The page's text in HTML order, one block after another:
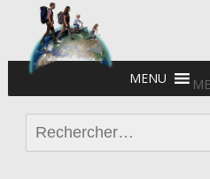
Voyages
Rechercher :